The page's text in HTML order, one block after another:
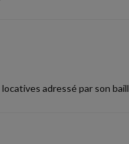
adressé par son